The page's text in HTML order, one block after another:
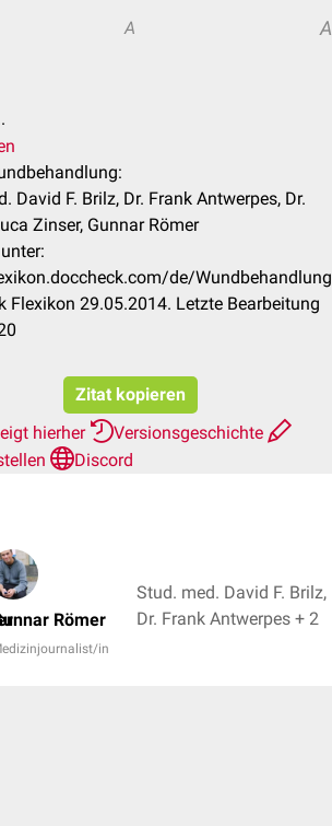
A A
David F. Brilz, Dr. Frank Antwerpes, Dr.
Zinser, Gunnar Römer
de/Wundbehandlung
Flexikon 29.05.2014. Letzte Bearbeitung
Zitat kopieren
hierher
Versionsgeschichte
Discord
Römer
in
Stud. med. David F. Brilz,
Dr. Frank Antwerpes + 2